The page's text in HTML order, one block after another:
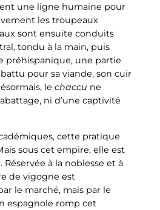
une ligne humaine pour
les troupeaux
sont ensuite conduits
tondu à la main, puis
préhispanique, une partie
pour sa viande, son cuir
le chaccu ne
ni d’une captivité
cette pratique
sous cet empire, elle est
Réservée à la noblesse et à
de vigogne est
le marché, mais par le
espagnole romp cet